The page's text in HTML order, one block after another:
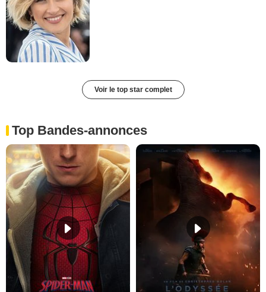
Voir le top star complet
Top Bandes-annonces